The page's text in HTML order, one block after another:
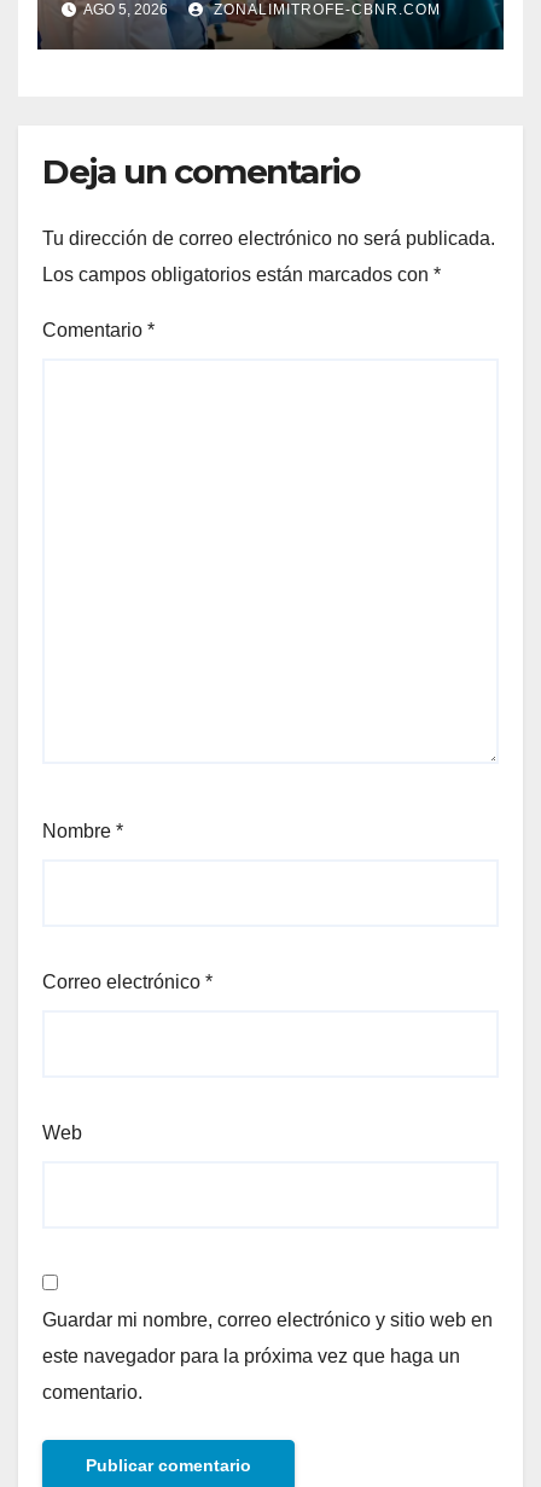
AGO 5, 2026 ZONALIMITROFE-CBNR.COM
Deja un comentario
Tu dirección de correo electrónico no será publicada.
Los campos obligatorios están marcados con *
Comentario *
Nombre *
Correo electrónico *
Web
Guardar mi nombre, correo electrónico y sitio web en
este navegador para la próxima vez que haga un
comentario.